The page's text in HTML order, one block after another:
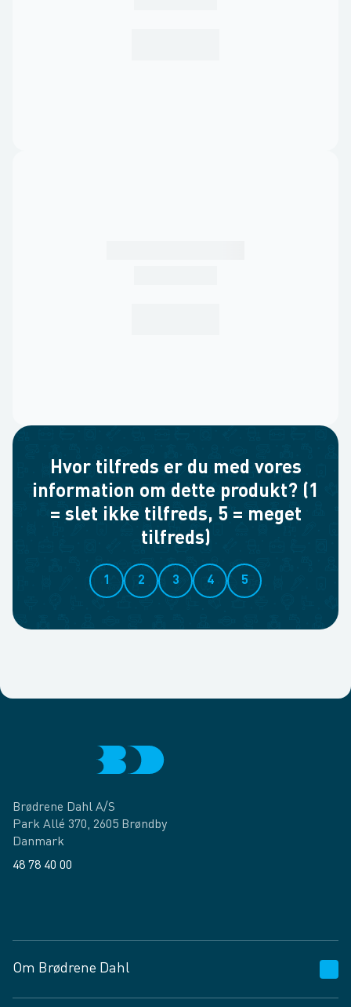
Hvor tilfreds er du med vores
information om dette produkt? (1
= slet ikke tilfreds, 5 = meget
tilfreds)
1 2 3 4 5
Brødrene Dahl A/S
Park Allé 370, 2605 Brøndby
Danmark
48 78 40 00
Om Brødrene Dahl